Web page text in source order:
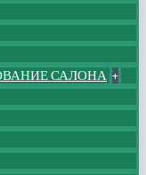
САЛОНА +